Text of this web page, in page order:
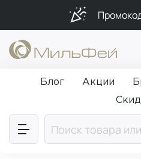
Бесплатная
Подарки в
Блог Акции